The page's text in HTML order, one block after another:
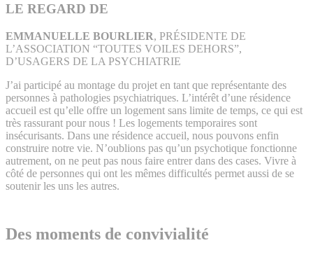
LE REGARD DE
EMMANUELLE BOURLIER, PRÉSIDENTE DE
L’ASSOCIATION “TOUTES VOILES DEHORS”,
D’USAGERS DE LA PSYCHIATRIE
J’ai participé au montage du projet en tant que représentante des
personnes à pathologies psychiatriques. L’intérêt d’une résidence
accueil est qu’elle offre un logement sans limite de temps, ce qui est
très rassurant pour nous ! Les logements temporaires sont
insécurisants. Dans une résidence accueil, nous pouvons enfin
construire notre vie. N’oublions pas qu’un psychotique fonctionne
autrement, on ne peut pas nous faire entrer dans des cases. Vivre à
côté de personnes qui ont les mêmes difficultés permet aussi de se
soutenir les uns les autres.
Des moments de convivialité